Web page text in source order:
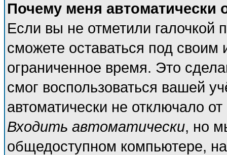
Почему меня автоматически
Если вы не отметили галочкой
сможете оставаться под
ограниченное время. Это
смог воспользоваться вашей
автоматически не отключало
Входить автоматически, но
общедоступном компьютере,